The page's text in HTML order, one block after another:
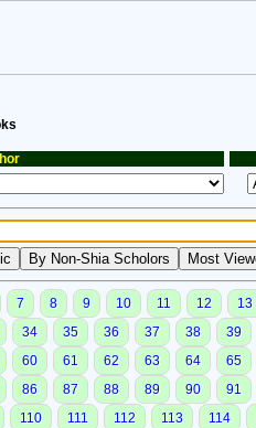
7 8 9 10 11 12
13
34 35 36 37 38
39
60 61 62 63 64
65
86 87 88 89 90
91
110 111 112 113
114